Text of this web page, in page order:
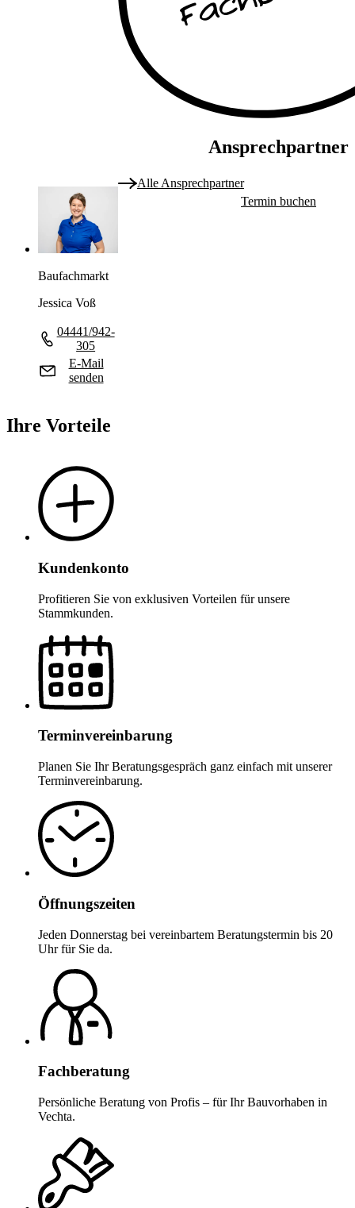
Ansprechpartner
Baufachmarkt
Jessica Voß
04441/942-
305
E-Mail
senden
Alle Ansprechpartner
Termin buchen
Ihre Vorteile
Kundenkonto
Profitieren Sie von exklusiven Vorteilen für unsere
Stammkunden.
Terminvereinbarung
Planen Sie Ihr Beratungsgespräch ganz einfach mit unserer
Terminvereinbarung.
Öffnungszeiten
Jeden Donnerstag bei vereinbartem Beratungstermin bis 20
Uhr für Sie da.
Fachberatung
Persönliche Beratung von Profis – für Ihr Bauvorhaben in
Vechta.